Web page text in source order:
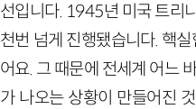
선입니다. 1945년 미국 트리
천번 넘게 진행됐습니다. 핵
어요. 그 때문에 전세계 어느
가 나오는 상황이 만들어진